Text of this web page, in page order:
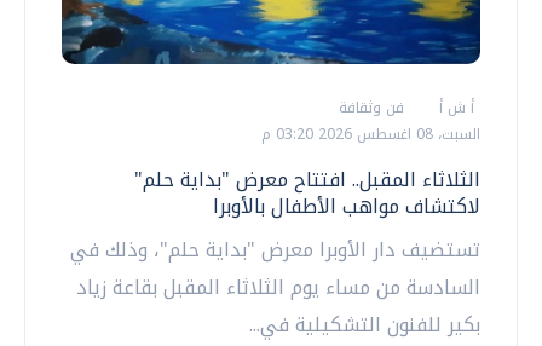
أ ش أ
فن وثقافة
السبت، 08 اغسطس 2026 03:20 م
الثلاثاء المقبل.. افتتاح معرض "بداية حلم"
لاكتشاف مواهب الأطفال بالأوبرا
تستضيف دار الأوبرا معرض "بداية حلم"، وذلك في
السادسة من مساء يوم الثلاثاء المقبل بقاعة زياد
بكير للفنون التشكيلية في...